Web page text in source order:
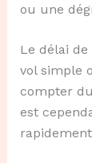
ou une
Le délai
vol simple
compter
est